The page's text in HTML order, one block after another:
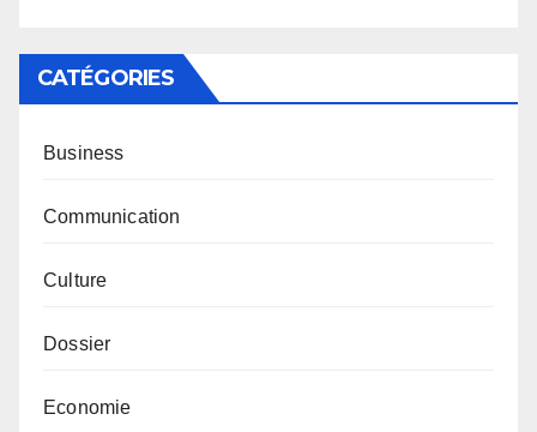
CATÉGORIES
Business
Communication
Culture
Dossier
Economie